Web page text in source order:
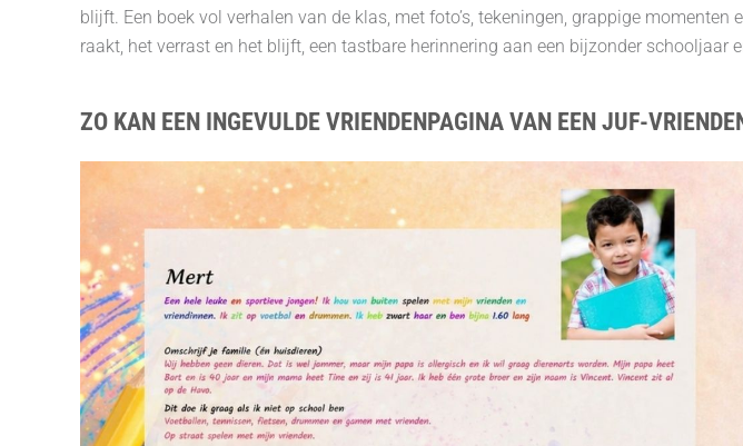
blijft. Een boek vol verhalen van de klas, met foto’s, tekeningen, grappige
raakt, het verrast en het blijft, een tastbare herinnering aan een bijzonder schooljaar
ZO KAN EEN INGEVULDE VRIENDENPAGINA VAN EEN JUF-